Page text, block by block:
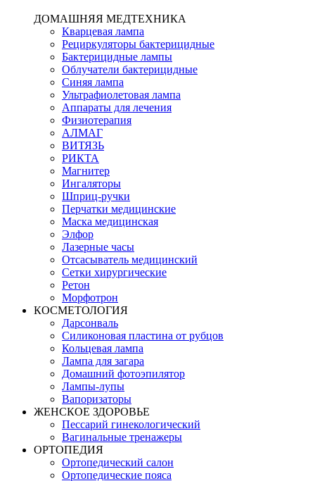
ДОМАШНЯЯ МЕДТЕХНИКА
Кварцевая лампа
Рециркуляторы бактерицидные
Бактерицидные лампы
Облучатели бактерицидные
Синяя лампа
Ультрафиолетовая лампа
Аппараты для лечения
Физиотерапия
АЛМАГ
ВИТЯЗЬ
РИКТА
Магнитер
Ингаляторы
Шприц-ручки
Перчатки медицинские
Маска медицинская
Элфор
Лазерные часы
Отсасыватель медицинский
Сетки хирургические
Ретон
Морфотрон
КОСМЕТОЛОГИЯ
Дарсонваль
Силиконовая пластина от рубцов
Кольцевая лампа
Лампа для загара
Домашний фотоэпилятор
Лампы-лупы
Вапоризаторы
ЖЕНСКОЕ ЗДОРОВЬЕ
Пессарий гинекологический
Вагинальные тренажеры
ОРТОПЕДИЯ
Ортопедический салон
Ортопедические пояса